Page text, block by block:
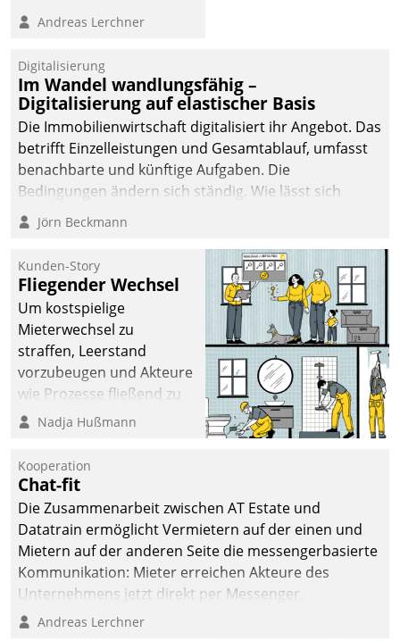
Softwareentwicklungshaus
Andreas Lerchner
Digitalisierung
Im Wandel wandlungsfähig –
Digitalisierung auf elastischer Basis
Die Immobilienwirtschaft digitalisiert ihr Angebot. Das
betrifft Einzelleistungen und Gesamtablauf, umfasst
benachbarte und künftige Aufgaben. Die
Bedingungen ändern sich ständig. Wie lässt sich
technisch die Kontrolle wahren und zugleich Freiraum
fürs Wachsen öffnen?
Jörn Beckmann
Kunden-Story
Fliegender Wechsel
Um kostspielige
Mieterwechsel zu
straffen, Leerstand
vorzubeugen und Akteure
wie Prozesse fließend zu
vernetzen, nutzt die
Jahresbeginn eine
Überblick, Einsicht und
Eingriff bietende Lösung.
Zur Entwicklung setzte
man auf
Cloudtechnologie,
bewährte und Startup-
agile Projektmethoden.
Nadja Hußmann
Kooperation
Chat-fit
Die Zusammenarbeit zwischen AT Estate und
Datatrain ermöglicht Vermietern auf der einen und
Mietern auf der anderen Seite die messengerbasierte
Kommunikation: Mieter erreichen Akteure des
Unternehmens jetzt direkt per Messenger,
Mitarbeiter oder Dienstleister empfangen oder
Andreas Lerchner